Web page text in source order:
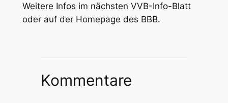
Wei­te­re Infos im nächs­ten VVB-Info-Blatt
oder auf der Home­page des BBB.
Kommentare